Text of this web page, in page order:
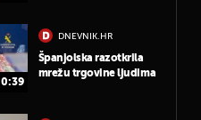
0:39
DNEVNIK.HR
Španjolska razotkrila
mrežu trgovine ljudima